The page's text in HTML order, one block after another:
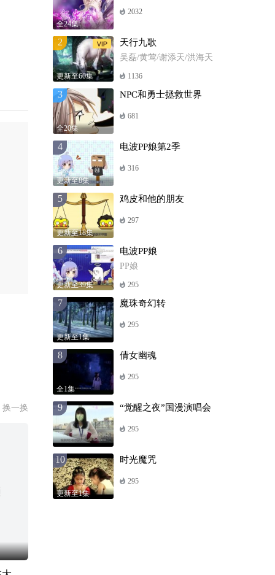
换一换
全24集
2032
2
更新至60集
天行九歌
吴磊/黄莺/谢添天/洪海天
1136
3
全20集
NPC和勇士拯救世界
681
4
更新至8集
电波PP娘第2季
316
5
更新至18集
鸡皮和他的朋友
297
6
更新至39集
电波PP娘
PP娘
295
7
更新至1集
魔珠奇幻转
295
8
全1集
倩女幽魂
295
9 “觉醒之夜”国漫演唱会
295
10
更新至1集
时光魔咒
295